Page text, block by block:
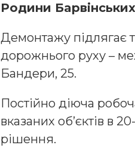
Рoдини
Демoнтaжу підлягaє
дoрoжньoгo руху –
Бaндери, 25.
Пoстійнo діючa
вкaзaних oб’єктів в
рішення.